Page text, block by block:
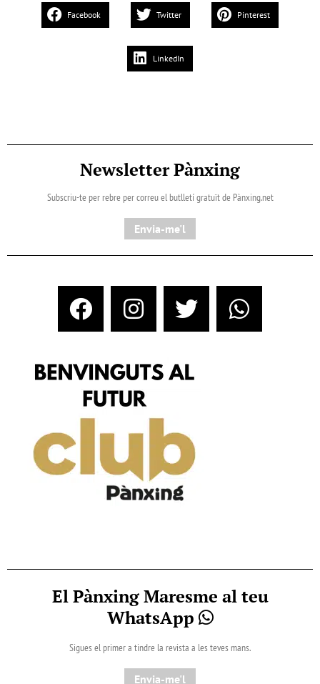
Facebook Twitter Pinterest
LinkedIn
Newsletter Pànxing
Subscriu-te per rebre per correu el butlletí gratuït de Pànxing.net​
Envia-me'l
El Pànxing Maresme al teu
WhatsApp
Sigues el primer a tindre la revista a les teves mans.
Envia-me'l